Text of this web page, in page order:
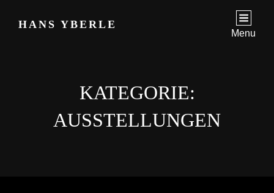
HANS YBERLE
Menu
KATEGORIE:
AUSSTELLUNGEN